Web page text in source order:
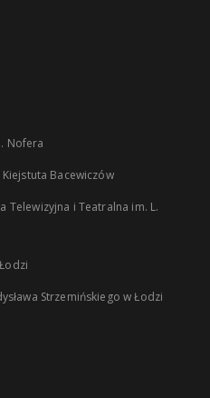
Nofera
Bacewiczów
Telewizyjna i Teatralna im. L.
Strzemińskiego w Łodzi